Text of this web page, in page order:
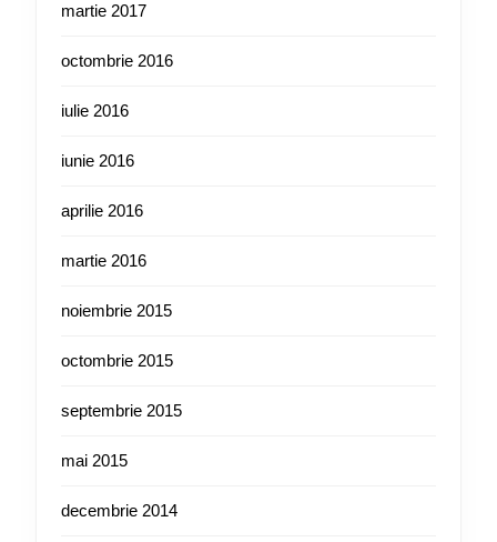
martie 2017
octombrie 2016
iulie 2016
iunie 2016
aprilie 2016
martie 2016
noiembrie 2015
octombrie 2015
septembrie 2015
mai 2015
decembrie 2014